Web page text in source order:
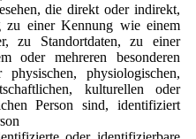
die direkt oder indirekt,
zu einer Kennung wie einem
zu Standortdaten, zu einer
oder mehreren besonderen
physiologischen,
kulturellen oder
Person sind, identifiziert